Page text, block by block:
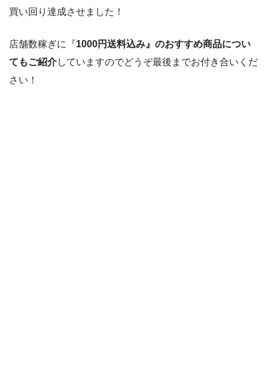
買い回り達成させました！
店舗数稼ぎに『1000円送料込み』のおすすめ商品につい
てもご紹介していますのでどうぞ最後までお付き合いくだ
さい！